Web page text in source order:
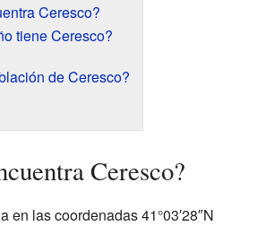
Ceresco?
tiene Ceresco?
de Ceresco?
Ceresco?
en las coordenadas 41°03′28″N